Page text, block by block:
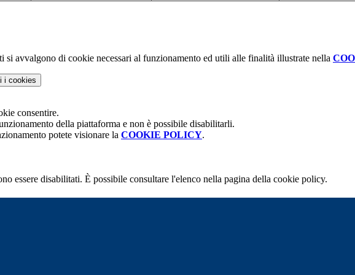
si avvalgono di cookie necessari al funzionamento ed utili alle finalità illustrate nella
i cookies
consentire.
della piattaforma e non è possibile disabilitarli.
potete visionare la COOKIE POLICY.
essere disabilitati. È possibile consultare l'elenco nella pagina della cookie policy.